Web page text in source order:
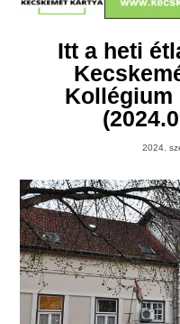
Itt a heti
Kollégium
2024.